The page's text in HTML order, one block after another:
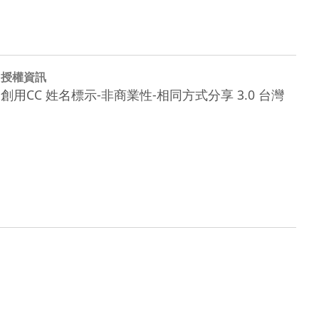
授權資訊
創用CC 姓名標示-非商業性-相同方式分享 3.0 台灣